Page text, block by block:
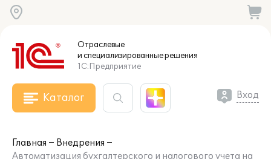
Отраслевые
и специализированныерешения
1С:Предприятие
Каталог Вход
Главная
Внедрения
Автоматизация бухгалтерского и налогового учета на